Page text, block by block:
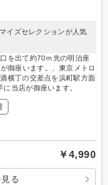
イズセレクションが人気
を出て約70ｍ先の明治座
御座います。、東京メトロ
横丁の交差点を浜町駅方面
当店が御座います。
￥4,990
る